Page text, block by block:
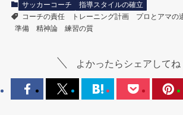
サッカーコーチ
指導スタイルの確立
コーチの責任
トレーニング計画 プロとアマの
準備
精神論 練習の質
よかったらシェアしてね